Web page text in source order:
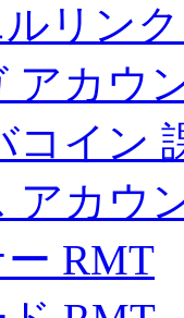
リン
アカウ
コイン
アカウ
RMT